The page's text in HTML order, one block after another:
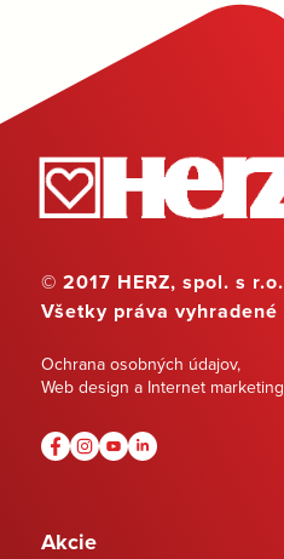
© 2017 HERZ, spol. s r.o.
Všetky práva vyhradené
Ochrana osobných údajov,
Web design a Internet marketing
Akcie